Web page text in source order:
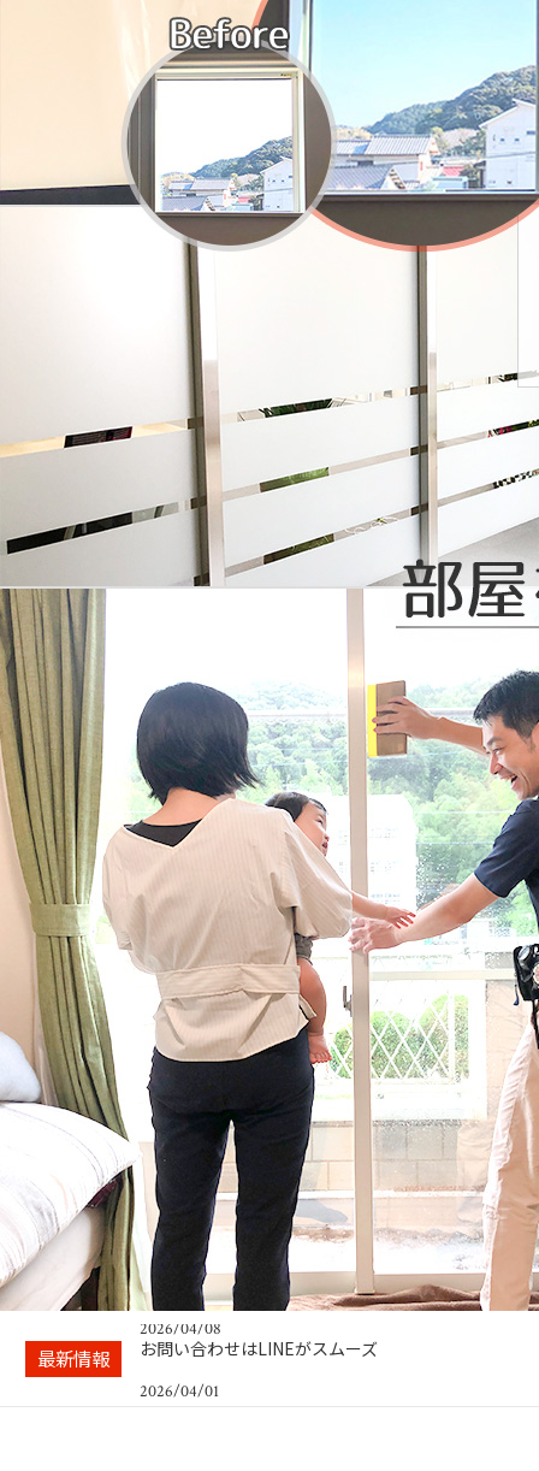
最新情報
2024/04/02
ガラスが割れる震度は身動きとれない！できるこ
とは事前の対策…
2026/04/08
お問い合わせはLINEがスムーズ
2026/04/01
目隠しフィルムのビフォーアフターをインスタグ
ラムでチェック